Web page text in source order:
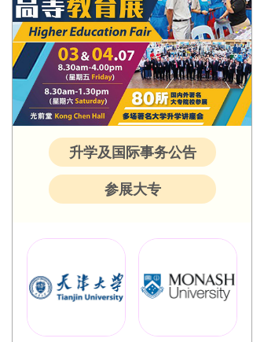
升学及国际事务公告
参展大专